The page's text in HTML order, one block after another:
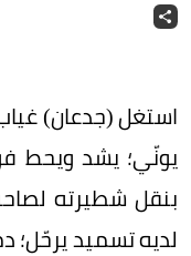
استغل (جدعان)
يونّي؛ يشد ويحط
بنقل شطيرته
لديه تسميد يرحّل؛